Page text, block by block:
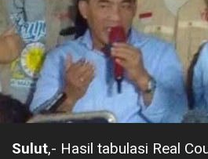
Sulut,- Hasil tabulasi Real